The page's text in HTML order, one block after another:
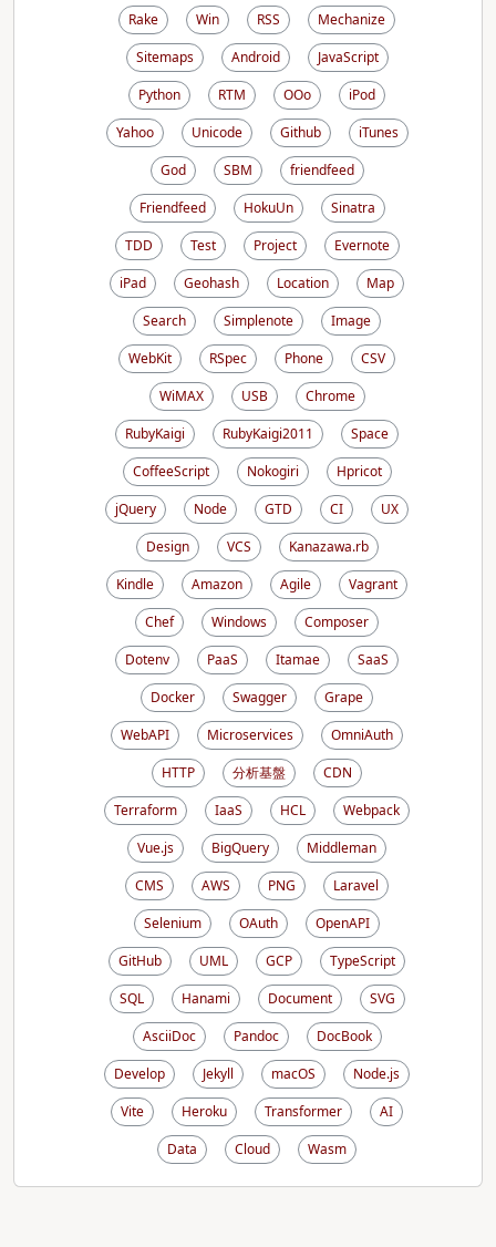
Rake
Win RSS
Mechanize
Sitemaps
Android
JavaScript
Python
RTM OOo
iPod
Yahoo
Unicode Github
iTunes
God
SBM
friendfeed
Friendfeed
HokuUn
Sinatra
TDD
Test Project
Evernote
iPad
Geohash Location
Map
Search
Simplenote
Image
WebKit
RSpec Phone
CSV
WiMAX
USB
Chrome
RubyKaigi
RubyKaigi2011
Space
CoffeeScript
Nokogiri
Hpricot
jQuery
Node GTD CI
UX
Design
VCS
Kanazawa.rb
Kindle
Amazon Agile
Vagrant
Chef
Windows
Composer
Dotenv
PaaS Itamae
SaaS
Docker
Swagger
Grape
WebAPI
Microservices
OmniAuth
HTTP
分析基盤
CDN
Terraform
IaaS HCL
Webpack
Vue.js
BigQuery
Middleman
CMS
AWS PNG
Laravel
Selenium
OAuth
OpenAPI
GitHub
UML GCP
TypeScript
SQL
Hanami Document
SVG
AsciiDoc
Pandoc
DocBook
Develop
Jekyll macOS
Node.js
Vite
Heroku Transformer
AI
Data
Cloud Wasm